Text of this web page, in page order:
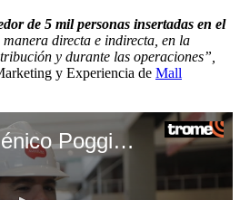
de 5 mil personas insertadas en el
manera directa e indirecta, en la
y durante las operaciones”,
y Experiencia de Mall
TROME | Doménico Poggi, gerente de Marketing y Experiencia de Mall Aventura